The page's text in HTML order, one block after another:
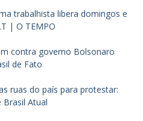
trabalhista libera domingos e
| O TEMPO
contra governo Bolsonaro
de Fato
ruas do país para protestar:
Brasil Atual